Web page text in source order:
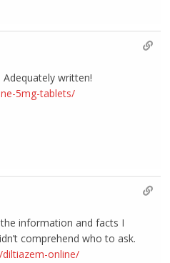
Adequately written!
5mg-tablets/
information and facts I
comprehend who to ask.
online/